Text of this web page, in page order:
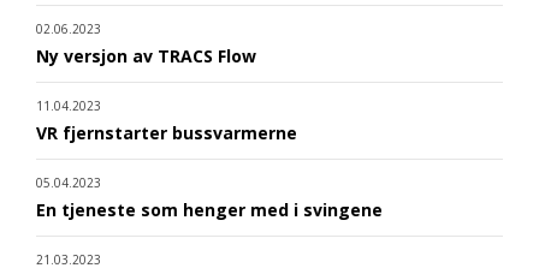
02.06.2023
Ny versjon av TRACS Flow
11.04.2023
VR fjernstarter bussvarmerne
05.04.2023
En tjeneste som henger med i svingene
21.03.2023